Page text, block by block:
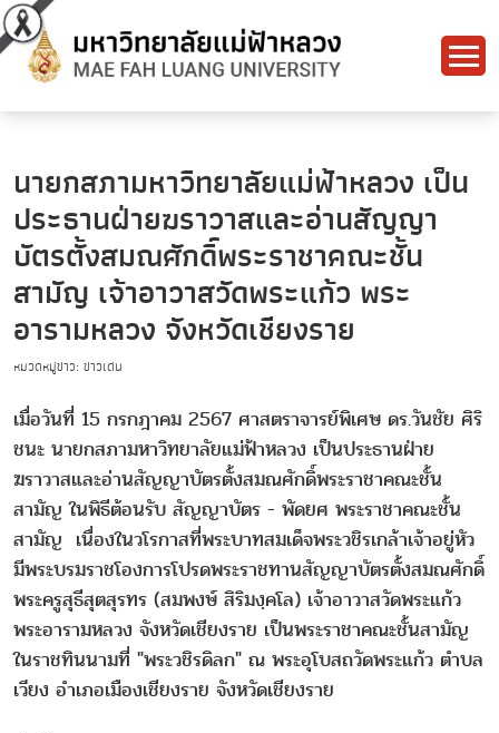
นายกสภามหาวิทยาลัยแม่ฟ้าหลวง เป็น
ประธานฝ่ายฆราวาสและอ่านสัญญา
บัตรตั้งสมณศักดิ์พระราชาคณะชั้น
สามัญ เจ้าอาวาสวัดพระแก้ว พระ
อารามหลวง จังหวัดเชียงราย
หมวดหมู่ข่าว: ข่าวเด่น
เมื่อวันที่ 15 กรกฎาคม 2567 ศาสตราจารย์พิเศษ ดร.วันชัย ศิริ
ชนะ นายกสภามหาวิทยาลัยแม่ฟ้าหลวง เป็นประธานฝ่าย
ฆราวาสและอ่านสัญญาบัตรตั้งสมณศักดิ์พระราชาคณะชั้น
สามัญ ในพิธีต้อนรับ สัญญาบัตร - พัดยศ พระราชาคณะชั้น
สามัญ เนื่องในวโรกาสที่พระบาทสมเด็จพระวชิรเกล้าเจ้าอยู่หัว
มีพระบรมราชโองการโปรดพระราชทานสัญญาบัตรตั้งสมณศักดิ์
พระครูสุธีสุตสุรทร (สมพงษ์ สิริมงฺคโล) เจ้าอาวาสวัดพระแก้ว
พระอารามหลวง จังหวัดเชียงราย เป็นพระราชาคณะชั้นสามัญ
ในราชทินนามที่ "พระวชิรดิลก" ณ พระอุโบสถวัดพระแก้ว ตำบล
เวียง อำเภอเมืองเชียงราย จังหวัดเชียงราย